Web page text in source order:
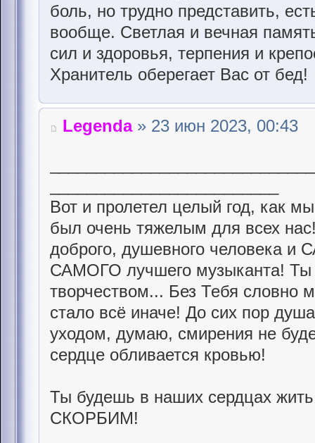
боль, но трудно представить,
вообще. Светлая и вечная
сил и здоровья, терпения и
Хранитель оберегает Вас от бед!
Legenda» 23 июн 2023, 00:43
Вот и пролетел целый год, как
был очень тяжелым для всех
доброго, душевного человека
САМОГО лучшего музыканта! Ты
творчеством... Без Тебя словно
стало всё иначе! До сих пор
уходом, думаю, смирения не
сердце обливается кровью!
Ты будешь в наших сердцах
СКОРБИМ!